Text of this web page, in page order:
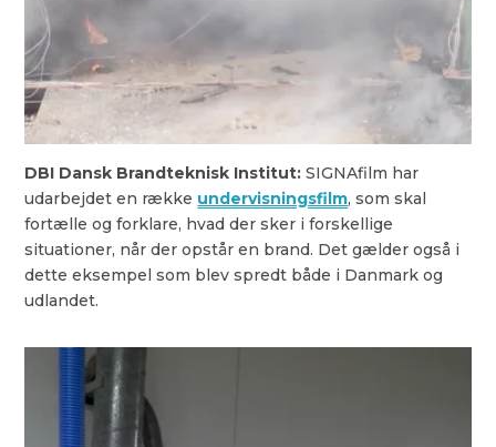
DBI Dansk Brandteknisk Institut:SIGNAfilm har
udarbejdet en række undervisningsfilm, som skal
fortælle og forklare, hvad der sker i forskellige
situationer, når der opstår en brand. Det gælder også i
dette eksempel som blev spredt både i Danmark og
udlandet.